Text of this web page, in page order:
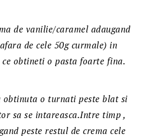
de vanilie/caramel adaugand
de cele 50g curmale) in
obtineti o pasta foarte fina.
obtinuta o turnati peste blat si
sa se intareasca.Intre timp ,
peste restul de crema cele